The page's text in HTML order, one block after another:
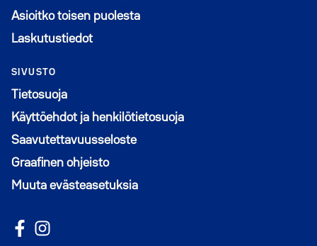
Asioitko toisen puolesta
Laskutustiedot
SIVUSTO
Tietosuoja
Käyttöehdot ja henkilötietosuoja
Saavutettavuusseloste
Graafinen ohjeisto
Muuta evästeasetuksia
Seuraa meitä Facebookissa
Avautuu uuteen ikkunaan
Seuraa Instagramissa
Avautuu uuteen ikkunaan